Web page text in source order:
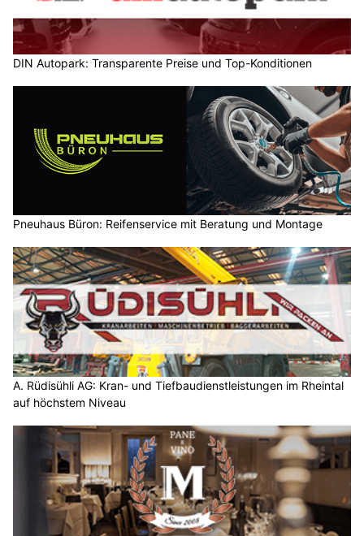
DIN Autopark: Transparente Preise und Top-Konditionen
Pneuhaus Büron: Reifenservice mit Beratung und Montage
A. Rüdisühli AG: Kran- und Tiefbaudienstleistungen im Rheintal
auf höchstem Niveau